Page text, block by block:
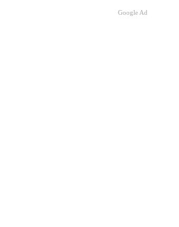
Google Ad